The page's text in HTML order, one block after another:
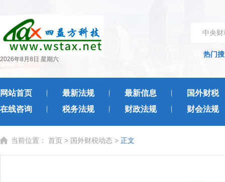
2026年8月8日 星期六
中央
热门
网站首页 最新法规 最新信息
国外财税
在线咨询
税务法规 财政法规 财会法规
当前位置： 首页 > 国外财税动态 > 正文